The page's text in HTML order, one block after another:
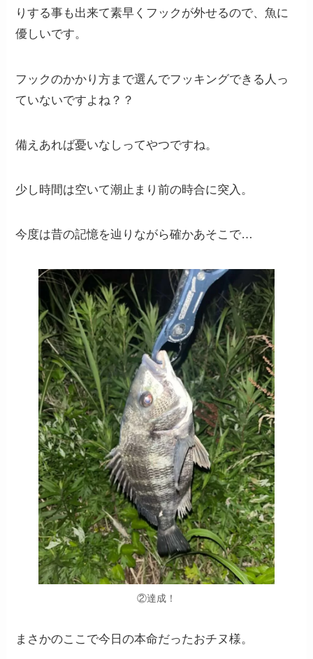
りする事も出来て素早くフックが外せるので、魚に
優しいです。
フックのかかり方まで選んでフッキングできる人っ
ていないですよね？？
備えあれば憂いなしってやつですね。
少し時間は空いて潮止まり前の時合に突入。
今度は昔の記憶を辿りながら確かあそこで…
②達成！
まさかのここで今日の本命だったおチヌ様。